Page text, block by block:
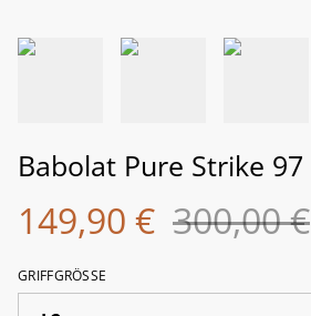
Babolat Pure Strike 97
149,90 € 300,00 €
GRIFFGRÖSSE